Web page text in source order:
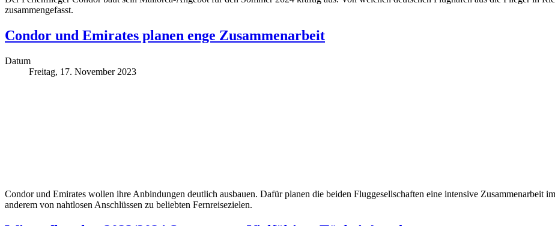
zusammengefasst.
Condor und Emirates planen enge Zusammenarbeit
Datum
Freitag, 17. November 2023
Condor und Emirates wollen ihre Anbindungen deutlich ausbauen. Dafür planen die beiden Fluggesellschaften eine intensive Zusammenarbeit
anderem von nahtlosen Anschlüssen zu beliebten Fernreisezielen.